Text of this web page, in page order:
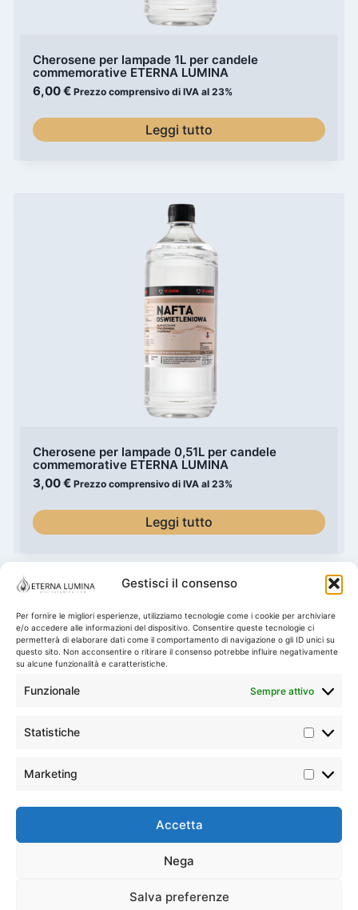
Gestisci il consenso
Per fornire le migliori esperienze, utilizziamo tecnologie come i cookie per archiviare
e/o accedere alle informazioni del dispositivo. Consentire queste tecnologie ci
permetterà di elaborare dati come il comportamento di navigazione o gli ID unici su
questo sito. Non acconsentire o ritirare il consenso potrebbe influire negativamente
su alcune funzionalità e caratteristiche.
Funzionale Sempre attivo
Statistiche
Marketing
Accetta
Nega
Salva preferenze
Cherosene per lampade 1L per candele
commemorative ETERNA LUMINA
6,00€ Prezzo comprensivo di IVA al 23%
Leggi tutto
Cherosene per lampade 0,51L per candele
commemorative ETERNA LUMINA
3,00€ Prezzo comprensivo di IVA al 23%
Leggi tutto
La Nostra Storia / Filosofia Negozio
Cestino
Informativa sulla privacy
Obbligo di informazione ai sensi del GDPR
Regolamenti dei negozi online